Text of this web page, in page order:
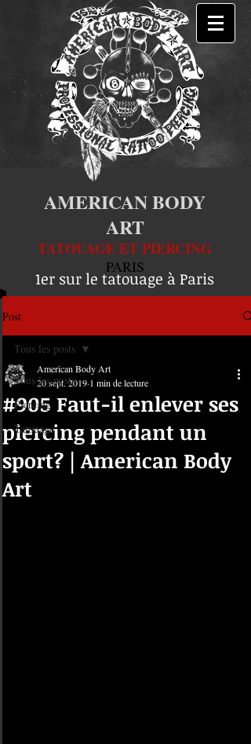
AMERICAN BODY
ART
TATOUAGE ET PIERCING
PARIS
1er sur le tatouage à Paris
Post
Tous les posts
Piercing
Tatouage
Tous les posts
#905 Faut-il enlever ses
piercing pendant un
sport? | American Body
Art
American Body Art
20 sept. 2019 1 min de lecture